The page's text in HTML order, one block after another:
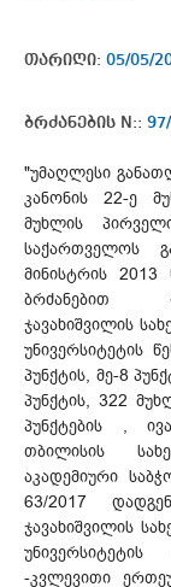
თარიღი: 05/05/
ბრძანების N::
"უმაღლესი
კანონის 22-ე
მუხლის
საქართველოს
მინისტრის
ბრძანებით
ჯავახიშვილის
უნივერსიტეტის
პუნქტის, მე-8
პუნქტის, 322
პუნქტების ,
თბილისის
აკადემიური
63/2017
ჯავახიშვილის
-კვლევითი